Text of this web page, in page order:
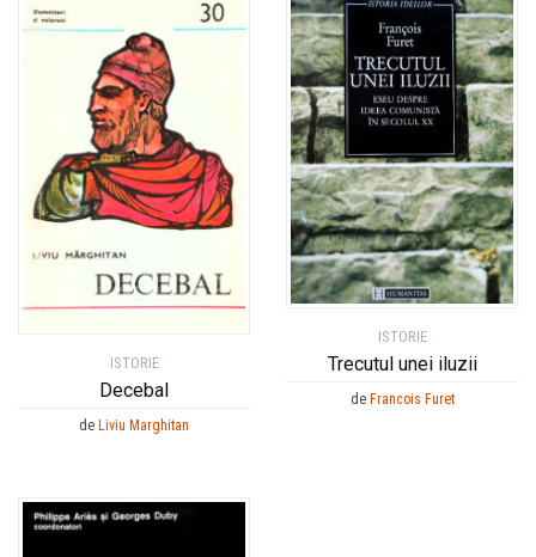
ISTORIE
Decebal
de Liviu Marghitan
ISTORIE
Trecutul unei iluzii
de Francois Furet